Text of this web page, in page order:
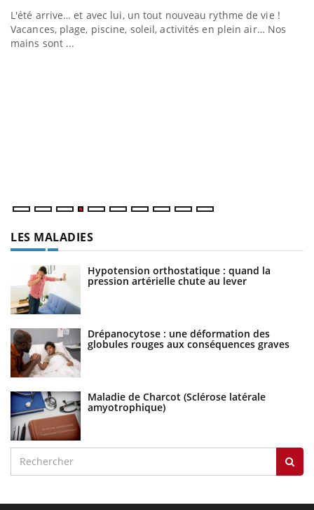
L'été arrive… et avec lui, un tout nouveau rythme de vie !
Vacances, plage, piscine, soleil, activités en plein air… Nos
mains sont ...
LES MALADIES
Hypotension orthostatique : quand la
pression artérielle chute au lever
Drépanocytose : une déformation des
globules rouges aux conséquences graves
Maladie de Charcot (Sclérose latérale
amyotrophique)